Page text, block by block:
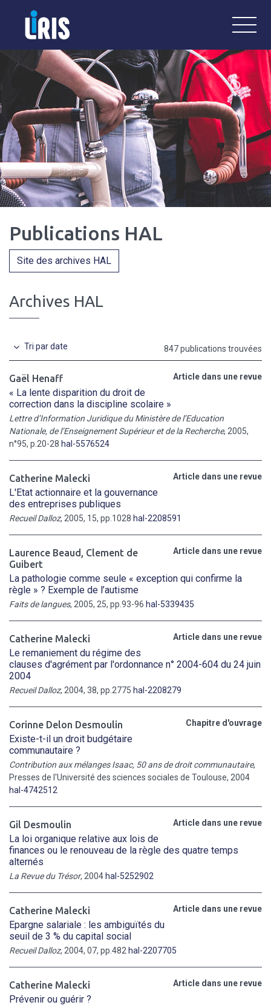
LiRIS
Laboratoire Interdisciplinaire de
Publications HAL
Site des archives HAL
Archives HAL
Tri par date 847 publications trouvées
Article dans une revue
Gaël Henaff
« La lente disparition du droit de
correction dans la discipline scolaire »
Lettre d’Information Juridique du Ministère de l’Education
Nationale, de l’Enseignement Supérieur et de la Recherche, 2005,
n°95, p.20-28 hal-5576524
Article dans une revue
Catherine Malecki
L'Etat actionnaire et la gouvernance
des entreprises publiques
Recueil Dalloz, 2005, 15, pp.1028 hal-2208591
Article dans une revue
Laurence Beaud, Clement de
Guibert
La pathologie comme seule « exception qui confirme la
règle » ? Exemple de l’autisme
Faits de langues, 2005, 25, pp.93-96 hal-5339435
Article dans une revue
Catherine Malecki
Le remaniement du régime des
clauses d'agrément par l'ordonnance n° 2004-604 du 24 juin
2004
Recueil Dalloz, 2004, 38, pp.2775 hal-2208279
Chapitre d'ouvrage
Corinne Delon Desmoulin
Existe-t-il un droit budgétaire
communautaire ?
Contribution aux mélanges Isaac, 50 ans de droit communautaire,
Presses de l'Université des sciences sociales de Toulouse, 2004
hal-4742512
Article dans une revue
Gil Desmoulin
La loi organique relative aux lois de
finances ou le renouveau de la règle des quatre temps
alternés
La Revue du Trésor, 2004 hal-5252902
Article dans une revue
Catherine Malecki
Epargne salariale : les ambiguïtés du
seuil de 3 % du capital social
Recueil Dalloz, 2004, 07, pp.482 hal-2207705
Article dans une revue
Catherine Malecki
Prévenir ou guérir ?